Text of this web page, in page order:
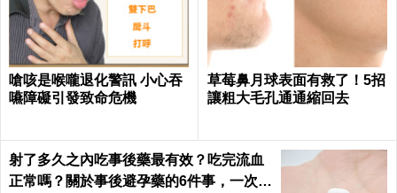
嗆咳是喉嚨退化警訊 小心吞
嚥障礙引發致命危機
草莓鼻月球表面有救了！5招
讓粗大毛孔通通縮回去
射了多久之內吃事後藥最有效？吃完流血
正常嗎？關於事後避孕藥的6件事，一次報